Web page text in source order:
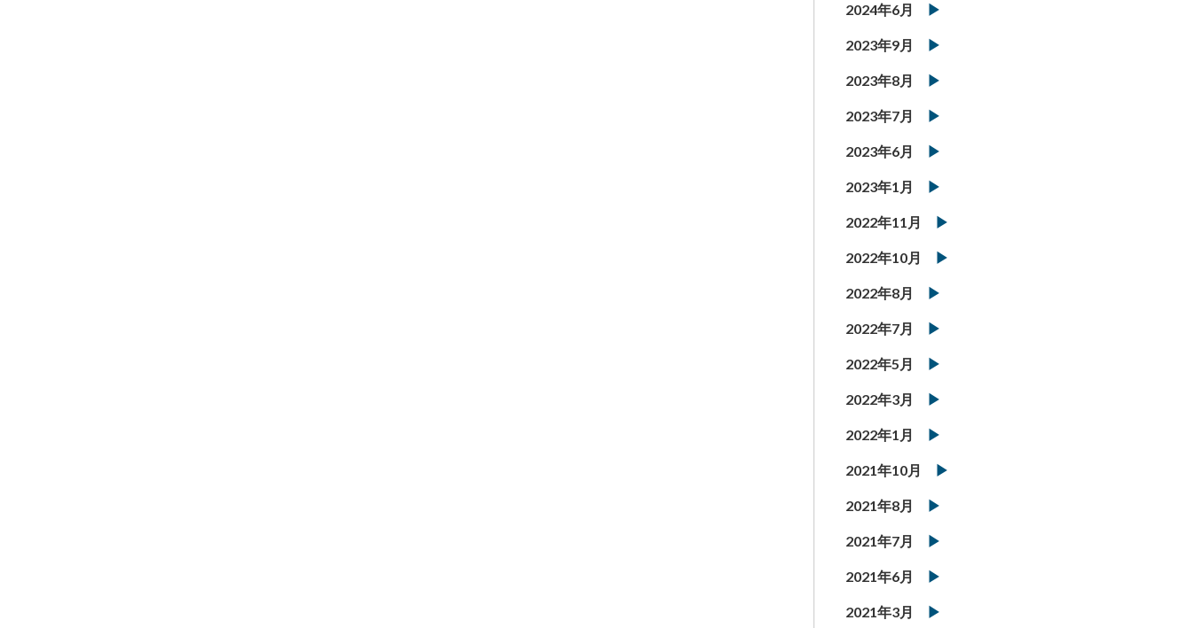
2024年6月
2023年9月
2023年8月
2023年7月
2023年6月
2023年1月
2022年11月
2022年10月
2022年8月
2022年7月
2022年5月
2022年3月
2022年1月
2021年10月
2021年8月
2021年7月
2021年6月
2021年3月